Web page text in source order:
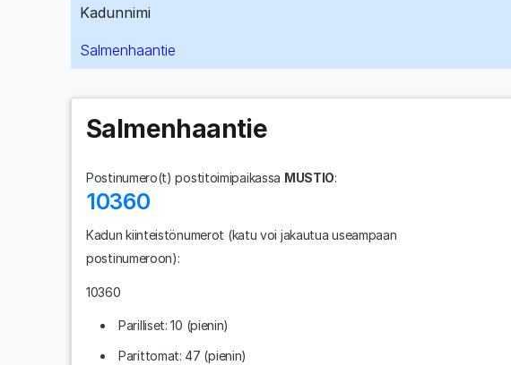
Kadunnimi
Salmenhaantie
Salmenhaantie
Postinumero(t) postitoimipaikassa MUSTIO:
10360
Kadun kiinteistönumerot (katu voi jakautua useampaan
postinumeroon):
10360
Parilliset: 10 (pienin)
Parittomat: 47 (pienin)